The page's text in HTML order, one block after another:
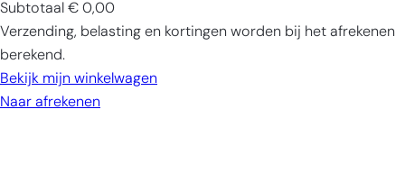
Producten
in
winkelwagen
Subtotaal € 0,00
Verzending, belasting en kortingen worden bij het afrekenen
berekend.
Bekijk mijn winkelwagen
Naar afrekenen